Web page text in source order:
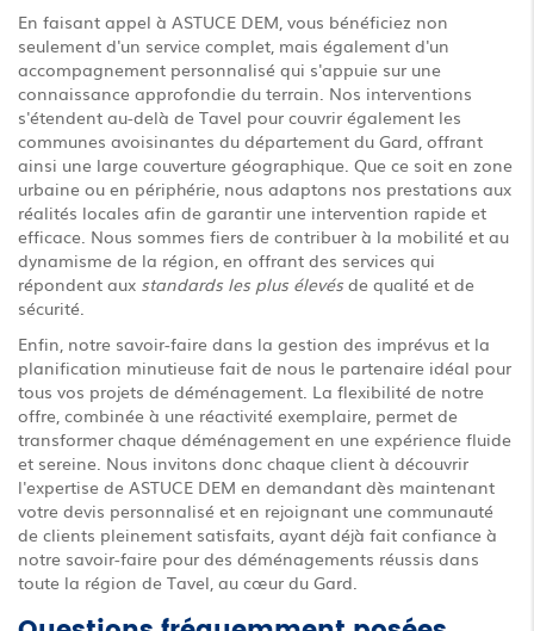
En faisant appel à ASTUCE DEM, vous bénéficiez non
seulement d'un service complet, mais également d'un
accompagnement personnalisé qui s'appuie sur une
connaissance approfondie du terrain. Nos interventions
s'étendent au-delà de Tavel pour couvrir également les
communes avoisinantes du département du Gard, offrant
ainsi une large couverture géographique. Que ce soit en zone
urbaine ou en périphérie, nous adaptons nos prestations aux
réalités locales afin de garantir une intervention rapide et
efficace. Nous sommes fiers de contribuer à la mobilité et au
dynamisme de la région, en offrant des services qui
répondent aux standards les plus élevés de qualité et de
sécurité.
Enfin, notre savoir-faire dans la gestion des imprévus et la
planification minutieuse fait de nous le partenaire idéal pour
tous vos projets de déménagement. La flexibilité de notre
offre, combinée à une réactivité exemplaire, permet de
transformer chaque déménagement en une expérience fluide
et sereine. Nous invitons donc chaque client à découvrir
l'expertise de ASTUCE DEM en demandant dès maintenant
votre devis personnalisé et en rejoignant une communauté
de clients pleinement satisfaits, ayant déjà fait confiance à
notre savoir-faire pour des déménagements réussis dans
toute la région de Tavel, au cœur du Gard.